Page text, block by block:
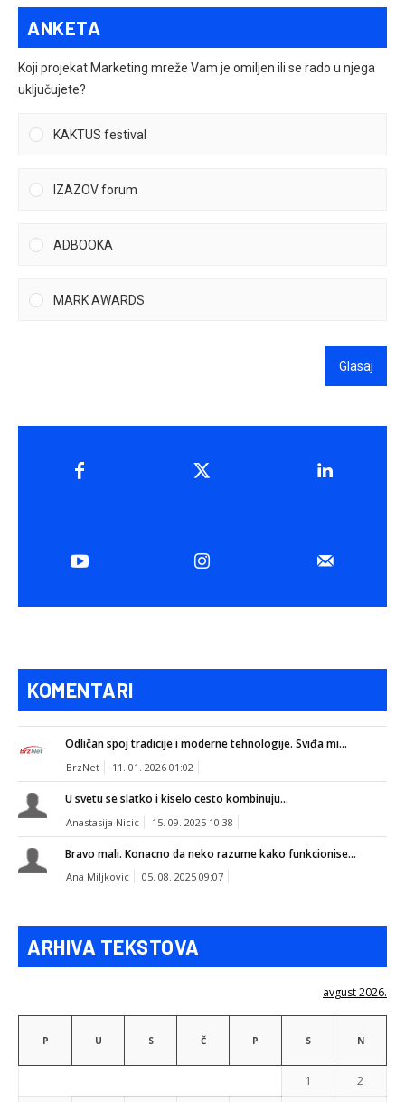
ANKETA
Koji projekat Marketing mreže Vam je omiljen ili se rado u njega
uključujete?
KAKTUS festival
IZAZOV forum
ADBOOKA
MARK AWARDS
Glasaj
KOMENTARI
Odličan spoj tradicije i moderne tehnologije. Sviđa mi...
BrzNet 11. 01. 2026 01:02
U svetu se slatko i kiselo cesto kombinuju...
Anastasija Nicic 15. 09. 2025 10:38
Bravo mali. Konacno da neko razume kako funkcionise...
Ana Miljkovic 05. 08. 2025 09:07
ARHIVA TEKSTOVA
avgust 2026.
P U S Č P S N
1
2